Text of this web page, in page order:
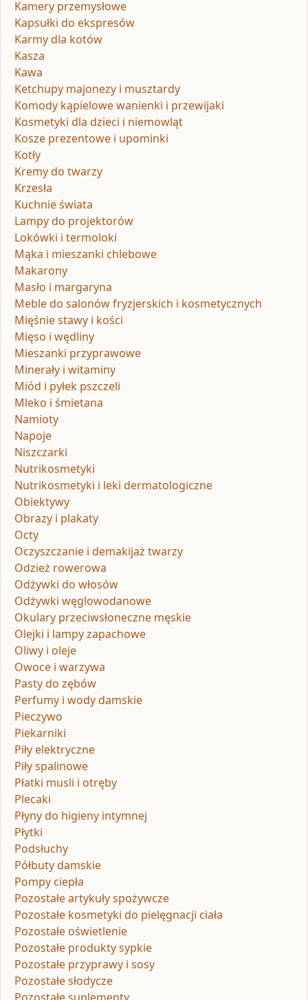
Kamery przemysłowe
Kapsułki do ekspresów
Karmy dla kotów
Kasza
Kawa
Ketchupy majonezy i musztardy
Komody kąpielowe wanienki i przewijaki
Kosmetyki dla dzieci i niemowląt
Kosze prezentowe i upominki
Kotły
Kremy do twarzy
Krzesła
Kuchnie świata
Lampy do projektorów
Lokówki i termoloki
Mąka i mieszanki chlebowe
Makarony
Masło i margaryna
Meble do salonów fryzjerskich i kosmetycznych
Mięśnie stawy i kości
Mięso i wędliny
Mieszanki przyprawowe
Minerały i witaminy
Miód i pyłek pszczeli
Mleko i śmietana
Namioty
Napoje
Niszczarki
Nutrikosmetyki
Nutrikosmetyki i leki dermatologiczne
Obiektywy
Obrazy i plakaty
Octy
Oczyszczanie i demakijaż twarzy
Odzież rowerowa
Odżywki do włosów
Odżywki węglowodanowe
Okulary przeciwsłoneczne męskie
Olejki i lampy zapachowe
Oliwy i oleje
Owoce i warzywa
Pasty do zębów
Perfumy i wody damskie
Pieczywo
Piekarniki
Piły elektryczne
Piły spalinowe
Płatki musli i otręby
Plecaki
Płyny do higieny intymnej
Płytki
Podsłuchy
Półbuty damskie
Pompy ciepła
Pozostałe artykuły spożywcze
Pozostałe kosmetyki do pielęgnacji ciała
Pozostałe oświetlenie
Pozostałe produkty sypkie
Pozostałe przyprawy i sosy
Pozostałe słodycze